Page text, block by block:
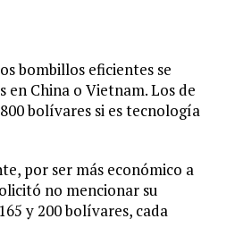
bombillos eficientes se
en China o Vietnam. Los de
bolívares si es tecnología
por ser más económico a
no mencionar su
y 200 bolívares, cada